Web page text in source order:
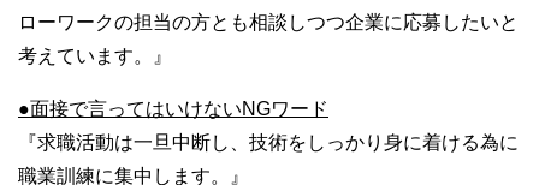
ローワークの担当の方とも相談しつつ企業に応募したいと
考えています。』
●面接で言ってはいけないNGワード
『求職活動は一旦中断し、技術をしっかり身に着ける為に
職業訓練に集中します。』